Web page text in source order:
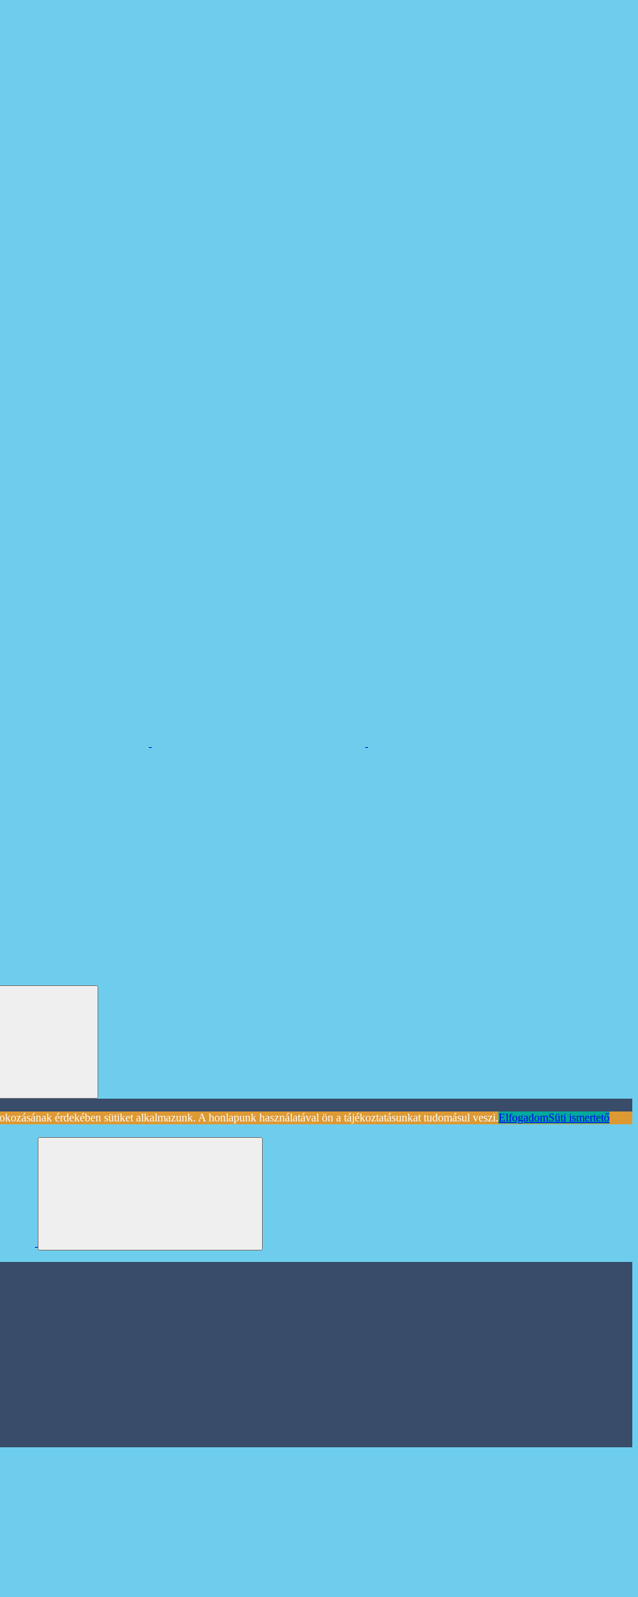
érdekében sütiket alkalmazunk. A honlapunk használatával ön a tájékoztatásunkat tudomásul veszi.ElfogadomSüti ismertető